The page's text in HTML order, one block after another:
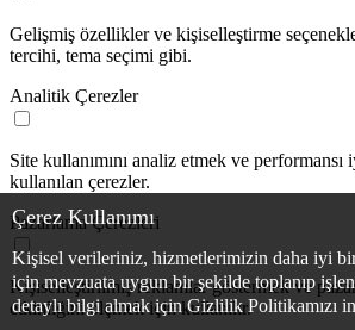
Çerez Kullanımı
Kişisel verileriniz, hizmetlerimizin daha iyi bir
için mevzuata uygun bir şekilde toplanıp
detaylı bilgi almak için Gizlilik Politikamızı
Gelişmiş özellikler ve kişiselleştirme
tercihi, tema seçimi gibi.
Analitik Çerezler
Site kullanımını analiz etmek ve
kullanılan çerezler.
Pazarlama Çerezleri
Kişiselleştirilmiş reklamlar göstermek ve
etkinliğini ölçmek için kullanılır.